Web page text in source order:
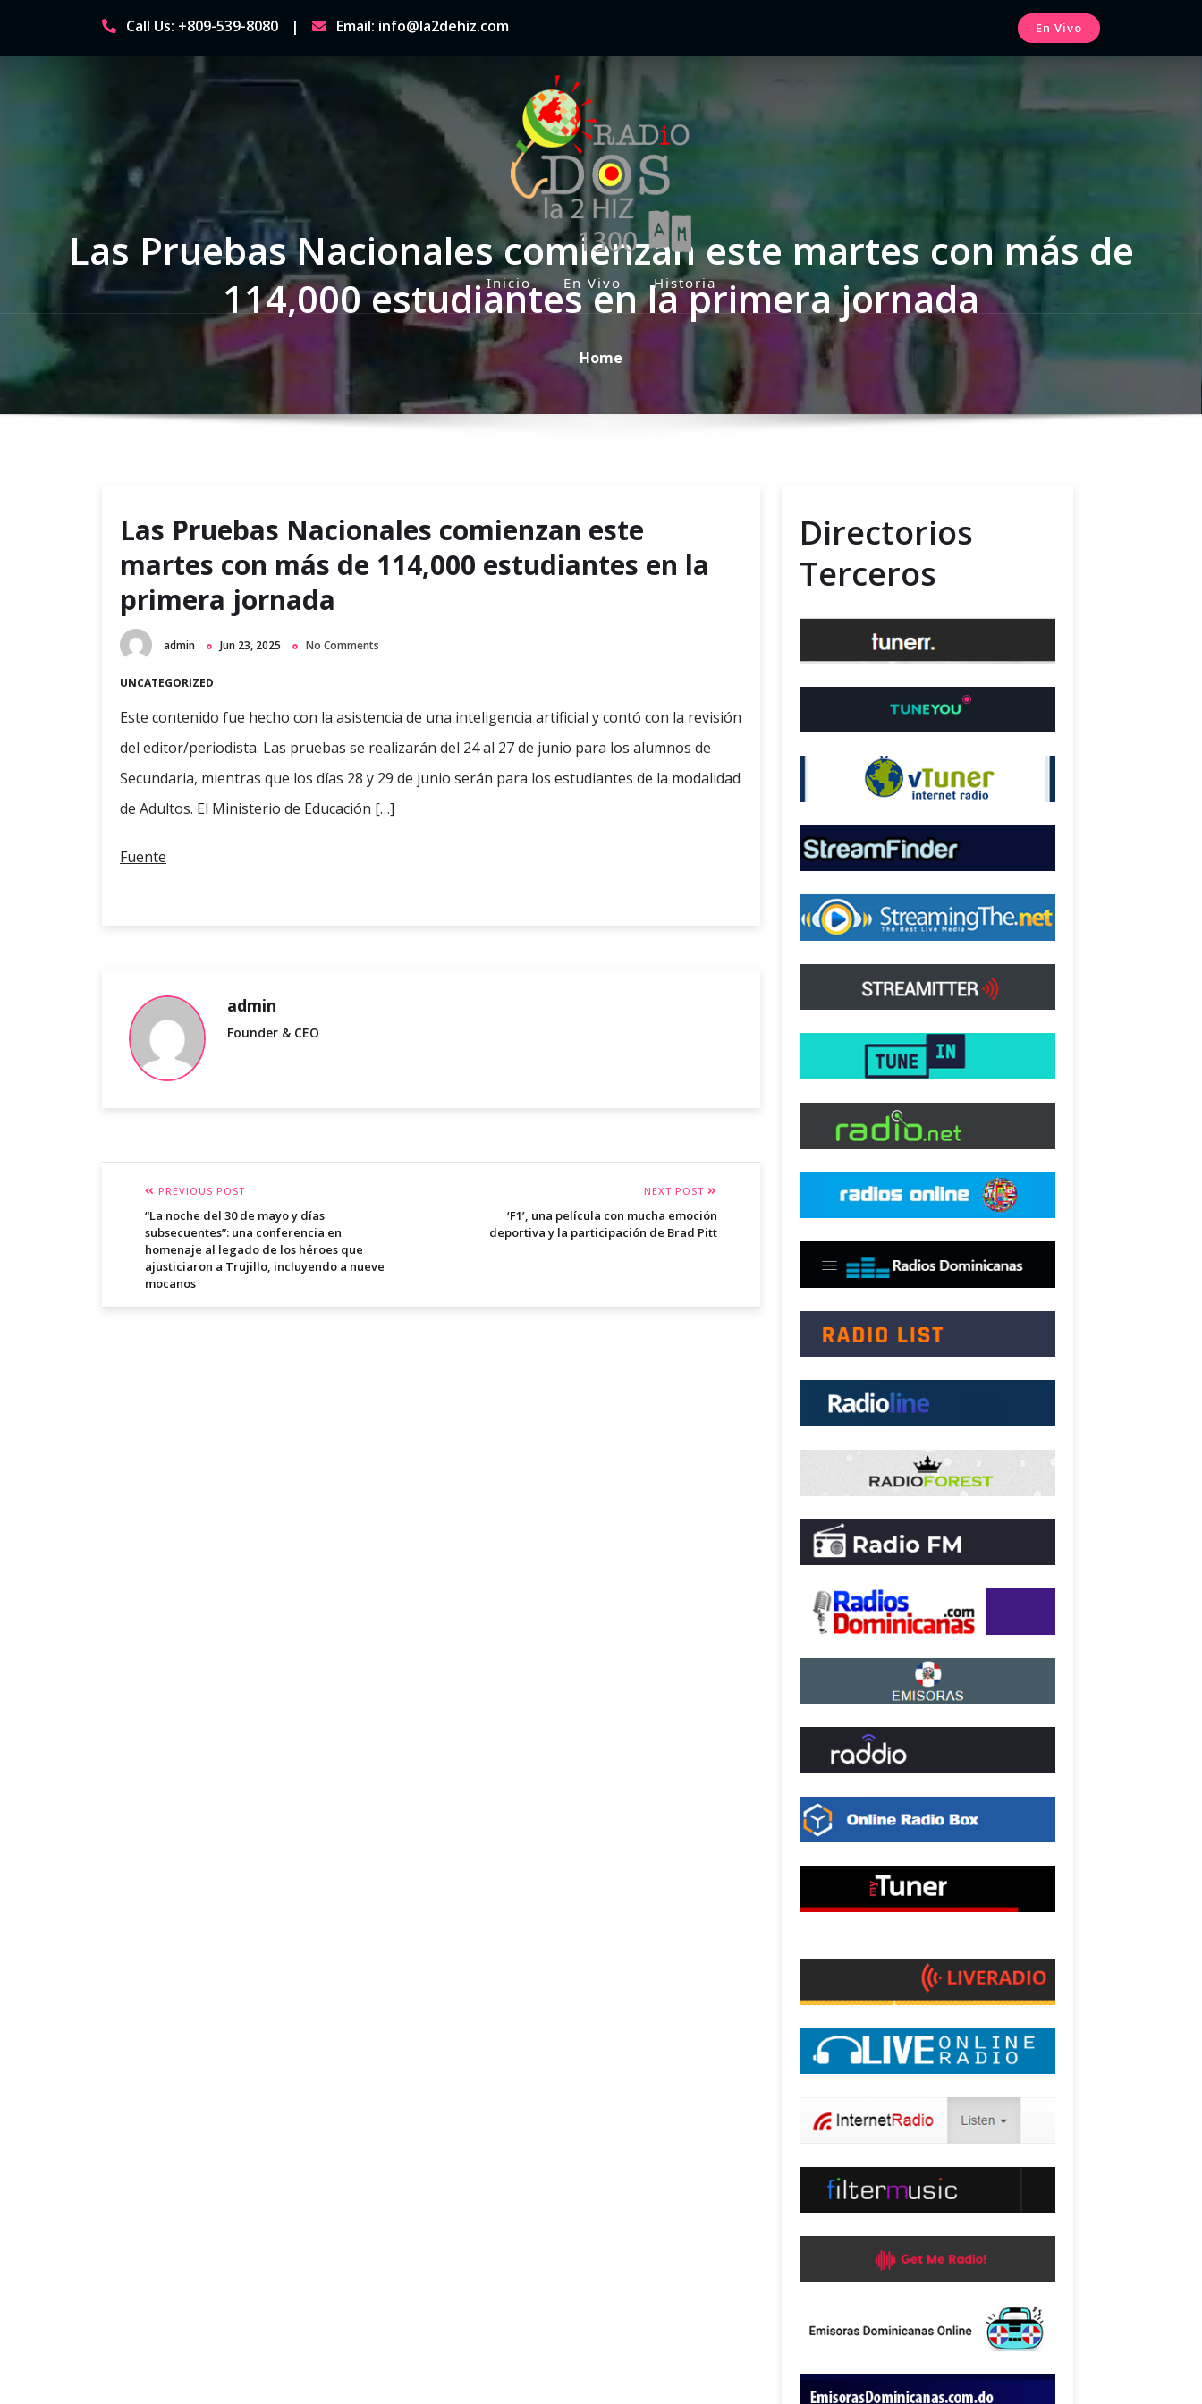
content
Call Us: +809-539-8080 Email: info@la2dehiz.com En Vivo
P
r
i
a
r
u
Inicio En Vivo Historia
Las Pruebas Nacionales comienzan este martes con más de
114,000 estudiantes en la primera jornada
Home
Las Pruebas Nacionales comienzan este
martes con más de 114,000 estudiantes en la
primera jornada
admin Jun 23, 2025 No Comments
UNCATEGORIZED
Este contenido fue hecho con la asistencia de una inteligencia artificial y contó con la revisión
del editor/periodista. Las pruebas se realizarán del 24 al 27 de junio para los alumnos de
Secundaria, mientras que los días 28 y 29 de junio serán para los estudiantes de la modalidad
de Adultos. El Ministerio de Educación […]
Fuente
admin
Founder & CEO
PREVIOUS POST
“La noche del 30 de mayo y días
subsecuentes”: una conferencia en
homenaje al legado de los héroes que
ajusticiaron a Trujillo, incluyendo a nueve
mocanos
NEXT POST
‘F1’, una película con mucha emoción
deportiva y la participación de Brad Pitt
Directorios
Terceros